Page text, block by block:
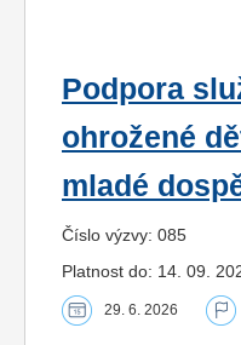
Podpora
ohrožené
mladé
Číslo výzvy: 085
Platnost do: 14. 09.
29. 6. 2026